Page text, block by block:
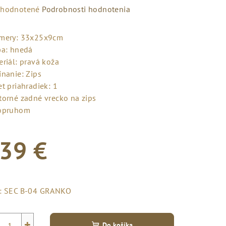
Podrobnosti hodnotenia
33x25x9cm
hnedá
pravá koža
Zips
priahradiek: 1
zadné vrecko na zips
€
SEC B-04 GRANKO